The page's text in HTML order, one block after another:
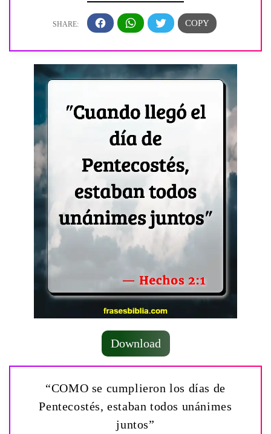
Download
“COMO se cumplieron los días de
Pentecostés, estaban todos unánimes
juntos”